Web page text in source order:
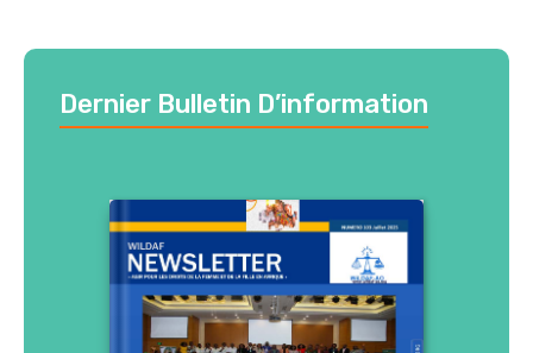
Dernier Bulletin D’information